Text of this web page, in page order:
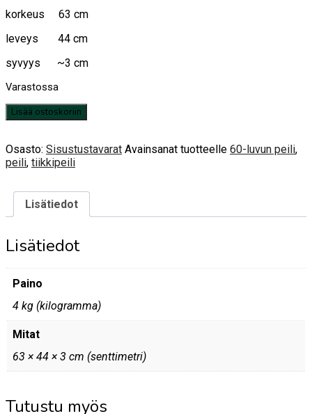
korkeus 63 cm
leveys 44 cm
syvyys ~3 cm
Varastossa
Peili
määrä
Lisää ostoskoriin
Osasto: Sisustustavarat Avainsanat tuotteelle 60-luvun peili,
peili, tiikkipeili
Lisätiedot
Lisätiedot
Paino
4 kg (kilogramma)
Mitat
63 × 44 × 3 cm (senttimetri)
Tutustu myös